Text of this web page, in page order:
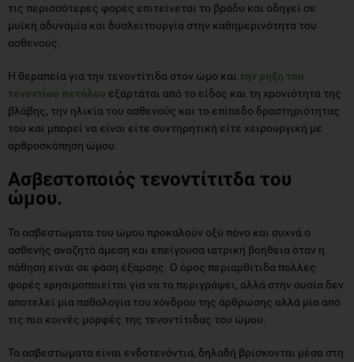
τις περισσότερες φορές επιτείνεται το βράδυ και οδηγεί σε
μυϊκή αδυναμία και δυσλειτουργία στην καθημερινότητα του
ασθενούς.
Η θεραπεία για την τενοντίτιδα στον ώμο και την ρήξη του
τενοντίου πετάλου εξαρτάται από το είδος και τη χρονιότητα της
βλάβης, την ηλικία του ασθενούς και το επίπεδο δραστηριότητας
του και μπορεί να είναι είτε συντηρητική είτε χειρουργική με
αρθροσκόπηση ώμου.
Ασβεστοποιός τενοντίτιτδα του
ώμου.
Τα ασβεστώματα του ώμου προκαλούν οξύ πόνο και συχνά ο
ασθενής αναζητά άμεση και επείγουσα ιατρική βοήθεια όταν η
πάθηση είναι σε φάση έξαρσης. Ο όρος περιαρθίτιδα πολλές
φορές χρησιμοποιείται για να τα περιγράψει, αλλά στην ουσία δεν
αποτελεί μία παθολογία του χόνδρου της άρθρωσης αλλά μία από
τις πιο κοινές μορφές της τενοντίτιδας του ώμου.
Τα ασβεστώματα είναι ενδοτενόντια, δηλαδή βρίσκονται μέσα στη